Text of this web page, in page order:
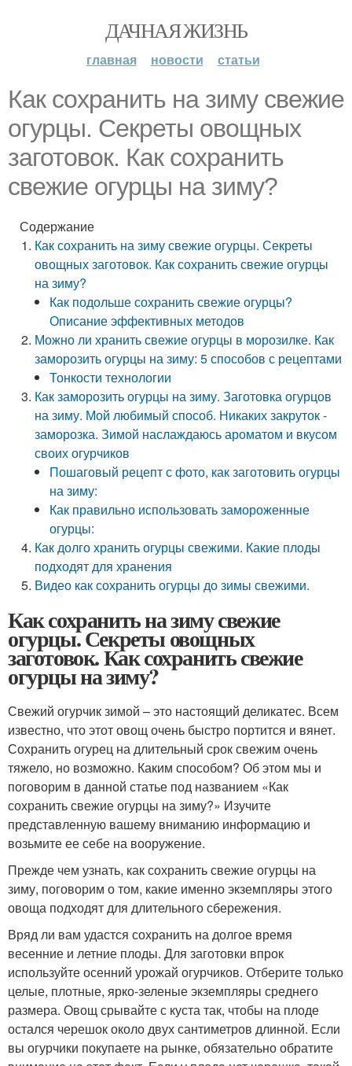
ДАЧНАЯ ЖИЗНЬ
главная новости статьи
Как сохранить на зиму свежие
огурцы. Секреты овощных
заготовок. Как сохранить
свежие огурцы на зиму?
Содержание
Как сохранить на зиму свежие огурцы. Секреты
овощных заготовок. Как сохранить свежие огурцы
на зиму?
Как подольше сохранить свежие огурцы?
Описание эффективных методов
Можно ли хранить свежие огурцы в морозилке. Как
заморозить огурцы на зиму: 5 способов с рецептами
Тонкости технологии
Как заморозить огурцы на зиму. Заготовка огурцов
на зиму. Мой любимый способ. Никаких закруток -
заморозка. Зимой наслаждаюсь ароматом и вкусом
своих огурчиков
Пошаговый рецепт с фото, как заготовить огурцы
на зиму:
Как правильно использовать замороженные
огурцы:
Как долго хранить огурцы свежими. Какие плоды
подходят для хранения
Видео как сохранить огурцы до зимы свежими.
Как сохранить на зиму свежие
огурцы. Секреты овощных
заготовок. Как сохранить свежие
огурцы на зиму?
Свежий огурчик зимой – это настоящий деликатес. Всем
известно, что этот овощ очень быстро портится и вянет.
Сохранить огурец на длительный срок свежим очень
тяжело, но возможно. Каким способом? Об этом мы и
поговорим в данной статье под названием «Как
сохранить свежие огурцы на зиму?» Изучите
представленную вашему вниманию информацию и
возьмите ее себе на вооружение.
Прежде чем узнать, как сохранить свежие огурцы на
зиму, поговорим о том, какие именно экземпляры этого
овоща подходят для длительного сбережения.
Вряд ли вам удастся сохранить на долгое время
весенние и летние плоды. Для заготовки впрок
используйте осенний урожай огурчиков. Отберите только
целые, плотные, ярко-зеленые экземпляры среднего
размера. Овощ срывайте с куста так, чтобы на плоде
остался черешок около двух сантиметров длинной. Если
вы огурчики покупаете на рынке, обязательно обратите